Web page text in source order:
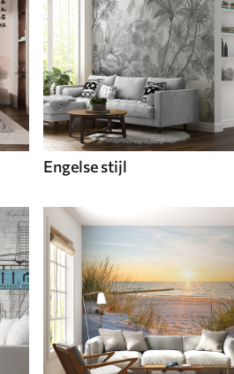
Engelse stijl